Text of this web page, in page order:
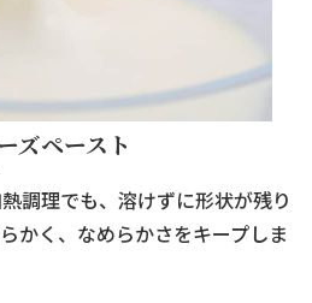
ズペースト
調理でも、溶けずに形状が残り
かく、なめらかさをキープしま